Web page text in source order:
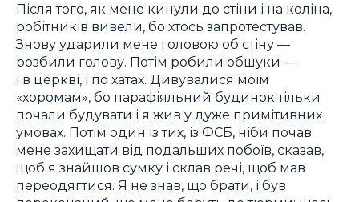
Після того, як мене кинули до стіни і на коліна,
робітників вивели, бо хтось запротестував.
Знову ударили мене головою об стіну —
розбили голову. Потім робили обшуки —
і в церкві, і по хатах. Дивувалися моїм
«хоромам», бо парафіяльний будинок тільки
почали будувати і я жив у дуже примітивних
умовах. Потім один із тих, із ФСБ, ніби почав
мене захищати від подальших побоїв, сказав,
щоб я знайшов сумку і склав речі, щоб мав
переодягтися. Я не знав, що брати, і був